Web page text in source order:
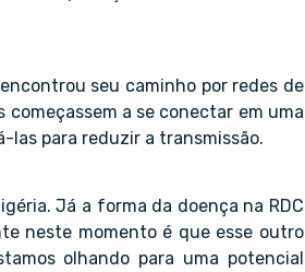
seu caminho por redes de
começassem a se conectar em uma
las para reduzir a transmissão.
Já a forma da doença na RDC
neste momento é que esse outro
olhando para uma potencial